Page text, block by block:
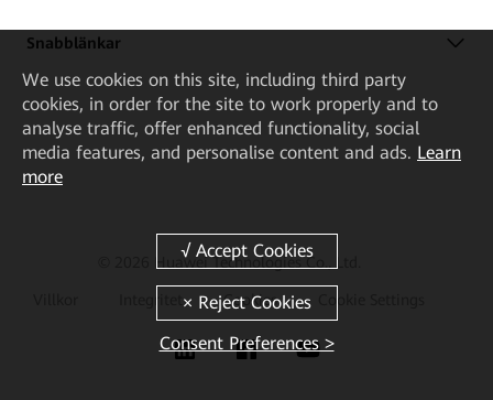
Snabblänkar
© 2026 Huawei Technologies Co., Ltd.
Cookies
We use cookies on this site, including third party
cookies, in order for the site to work properly and to
analyse traffic, offer enhanced functionality, social
media features, and personalise content and ads. Learn
more
Consent Preferences >